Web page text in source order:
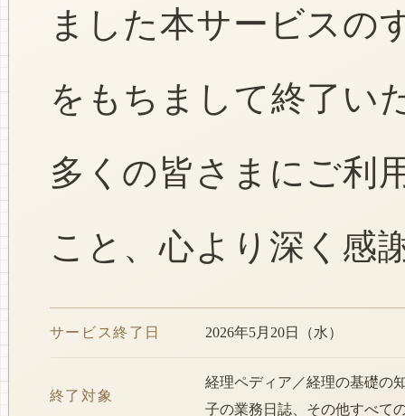
ました本サービスの
をもちまして終了い
多くの皆さまにご利
こと、心より深く感
サービス終了日 2026年5月20日（水）
終了対象
経理ペディア／経理の基礎の
子の業務日誌、その他すべて